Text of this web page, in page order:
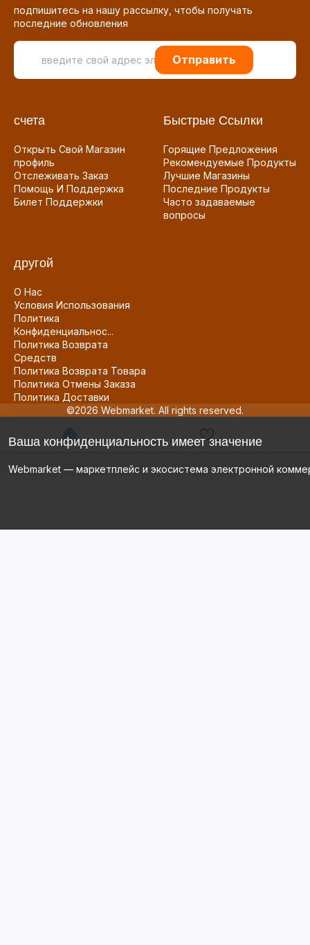
подпишитесь на нашу рассылку, чтобы получать
последние обновления
Отправить
счета
Открыть Свой Магазин
профиль
Отслеживать Заказ
Помощь И Поддержка
Билет Поддержки
Быстрые Ссылки
Горящие Предложения
Рекомендуемые Продукты
Лучшие Магазины
Последние Продукты
Часто задаваемые
вопросы
другой
О Нас
Условия Использования
Политика
Конфиденциальнос...
Политика Возврата
Средств
Политика Возврата Товара
Политика Отмены Заказа
Политика Доставки
©2026 Webmarket. All rights reserved.
Ваша конфиденциальность имеет значение
Webmarket — маркетплейс и экосистема электронной